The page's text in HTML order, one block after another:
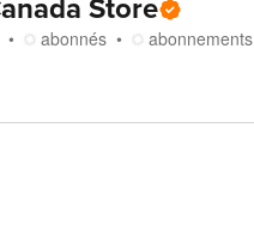
Store
abonnés abonnements